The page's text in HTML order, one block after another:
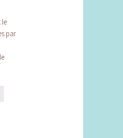
le
par